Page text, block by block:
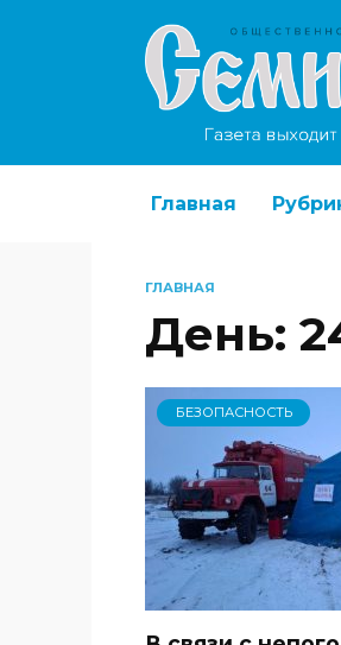
Главная
ГЛАВНАЯ
День:
БЕЗОПАСНОСТЬ